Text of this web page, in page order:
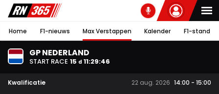
Home F1-nieuws Max Verstappen Kalender F1-stand
GP NEDERLAND
START RACE 15 d 11:29:46
Kwalificatie 22 aug. 2026 14:00 - 15:00